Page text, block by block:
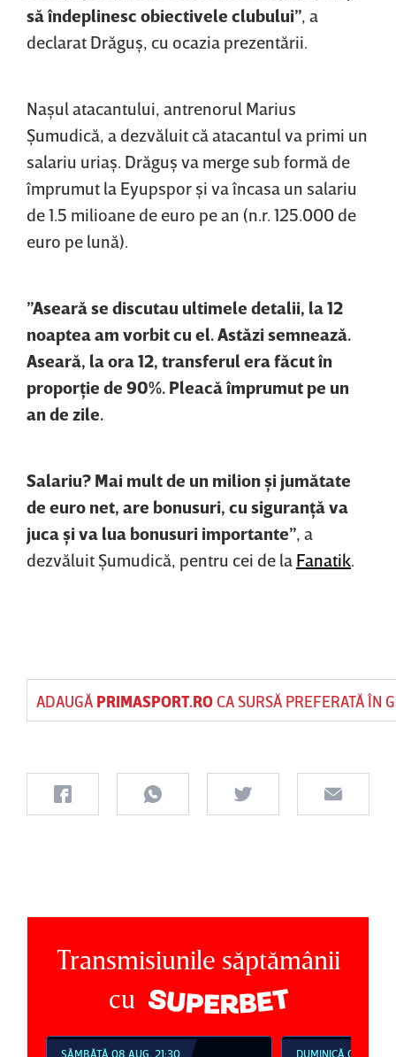
să îndeplinesc obiectivele clubului” , a
declarat Drăguş, cu ocazia prezentării.
Naşul atacantului, antrenorul Marius
Şumudică, a dezvăluit că atacantul va primi un
salariu uriaş. Drăguş va merge sub formă de
împrumut la Eyupspor şi va încasa un salariu
de 1.5 milioane de euro pe an (n.r. 125.000 de
euro pe lună).
”Aseară se discutau ultimele detalii, la 12
noaptea am vorbit cu el. Astăzi semnează.
Aseară, la ora 12, transferul era făcut în
proporţie de 90%. Pleacă împrumut pe un
an de zile.
Salariu? Mai mult de un milion şi jumătate
de euro net, are bonusuri, cu siguranţă va
juca şi va lua bonusuri importante” , a
dezvăluit Şumudică, pentru cei de la Fanatik
ADAUGĂ PRIMASPORT.ROCA SURSĂ PREFERATĂ ÎN
Transmisiunile săptămânii
cu
SÂMBĂTĂ 08 AUG, 21:30 DUMINICĂ 09 AUG,